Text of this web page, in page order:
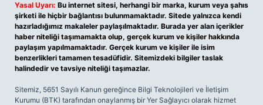
Yasal Uyarı: Bu internet sitesi, herhangi bir marka, kurum veya şahıs
şirketi ile hiçbir bağlantısı bulunmamaktadır. Sitede yalnızca kendi
hazırladığımız makaleler paylaşılmaktadır. Burada yer alan içerikler
haber niteliği taşımamakta olup, gerçek kurum ve kişiler hakkında
paylaşım yapılmamaktadır. Gerçek kurum ve kişiler ile isim
benzerlikleri tamamen tesadüfidir. Sitemizdeki bilgiler taslak
halindedir ve tavsiye niteliği taşımazlar.
Sitemiz, 5651 Sayılı Kanun gereğince Bilgi Teknolojileri ve İletişim
Kurumu (BTK) tarafından onaylanmış bir Yer Sağlayıcı olarak hizmet